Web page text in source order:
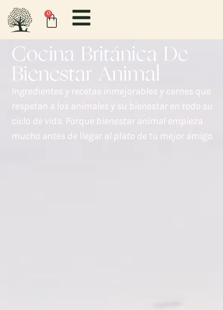
contenido
0
Cocina Británica De
Bienestar Animal
Ingredientes y recetas inmejorables y carnes que
respetan a los animales y su bienestar en todo su
ciclo de vida. Porque bienestar animal empieza
mucho antes de llegar al plato de tu mejor amigo.